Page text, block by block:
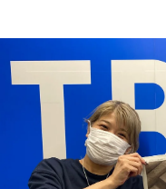
トピックス
TBS Podcast
お知らせ
イベント・グッズ
YouTube
会社情報